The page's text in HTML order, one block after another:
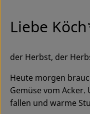
Liebe
der Herbst, der
Heute morgen
Gemüse vom
fallen und warme